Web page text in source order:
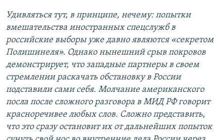
Удивляться тут, в принципе, нечему: попытки
вмешательства иностранных спецслужб в
российские выборы уже давно являются «секретом
Полишинеля». Однако нынешний срыв покровов
демонстрирует, что западные партнеры в своем
стремлении раскачать обстановку в России
подставили сами себя. Молчание американского
посла после сложного разговора в МИД РФ говорит
красноречивее любых слов. Сложно представить,
что это сразу остановит их от дальнейших попыток